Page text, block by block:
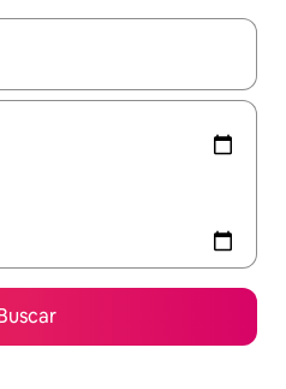
disponibles, podrás navegar